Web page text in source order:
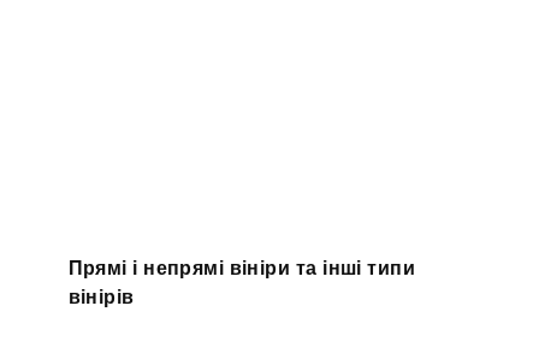
Прямі і непрямі вініри та інші типи
вінірів